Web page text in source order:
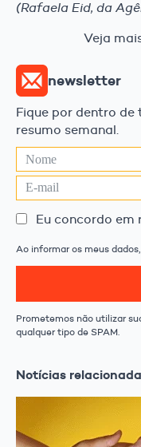
(Rafaela Eid, da
Veja
newsletter
Fique por dentro
resumo semanal.
Eu concordo em
Ao informar os meus
Prometemos não utilizar
qualquer tipo de SPAM.
Notícias